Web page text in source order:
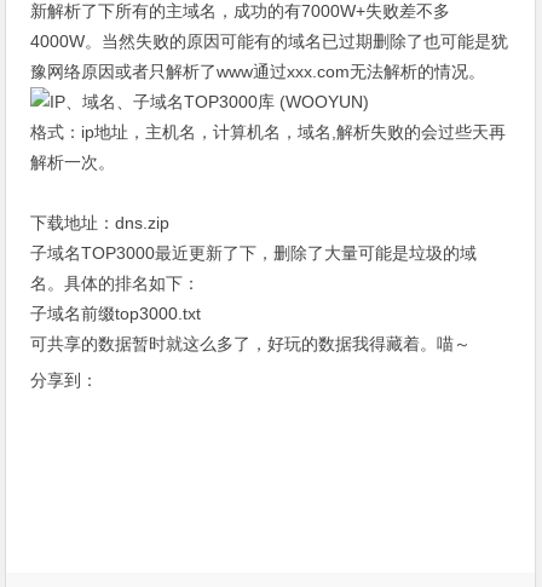
新解析了下所有的主域名，成功的有7000W+失败差不多
4000W。当然失败的原因可能有的域名已过期删除了也可能是犹
豫网络原因或者只解析了www通过xxx.com无法解析的情况。
格式：ip地址，主机名，计算机名，域名,解析失败的会过些天再
解析一次。
下载地址：dns.zip
子域名TOP3000最近更新了下，删除了大量可能是垃圾的域
名。具体的排名如下：
子域名前缀top3000.txt
可共享的数据暂时就这么多了，好玩的数据我得藏着。喵～
分享到：